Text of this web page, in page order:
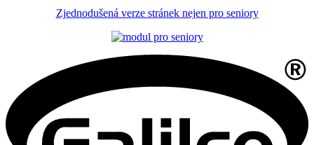
Zjednodušená verze stránek nejen pro seniory